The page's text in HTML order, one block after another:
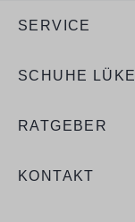
SERVICE
SCHUHE LÜKE
RATGEBER
KONTAKT